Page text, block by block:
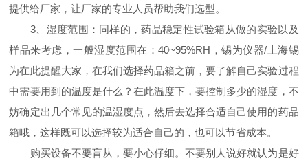
提供给厂家，让厂家的专业人员帮助我们选型。
3、湿度范围：同样的，药品稳定性试验箱从做的实验以及
样品来考虑，一般湿度范围在：40~95%RH，锡为仪器/上海锡
为在此提醒大家，在我们选择药品箱之前，要了解自己实验过程
中需要用到的温度是什么？在此温度下，要控制多少的湿度，不
妨确定出几个常见的温湿度点，然后去选择合适自己使用的药品
箱哦，这样既可以选择较为适合自己的，也可以节省成本。
购买设备不要盲从，要小心仔细。不要别人说好就认为是好